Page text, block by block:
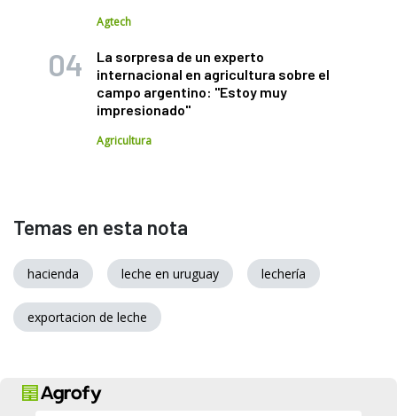
Agtech
La sorpresa de un experto
internacional en agricultura sobre el
campo argentino: "Estoy muy
impresionado"
Agricultura
Temas en esta nota
hacienda leche en uruguay lechería
exportacion de leche